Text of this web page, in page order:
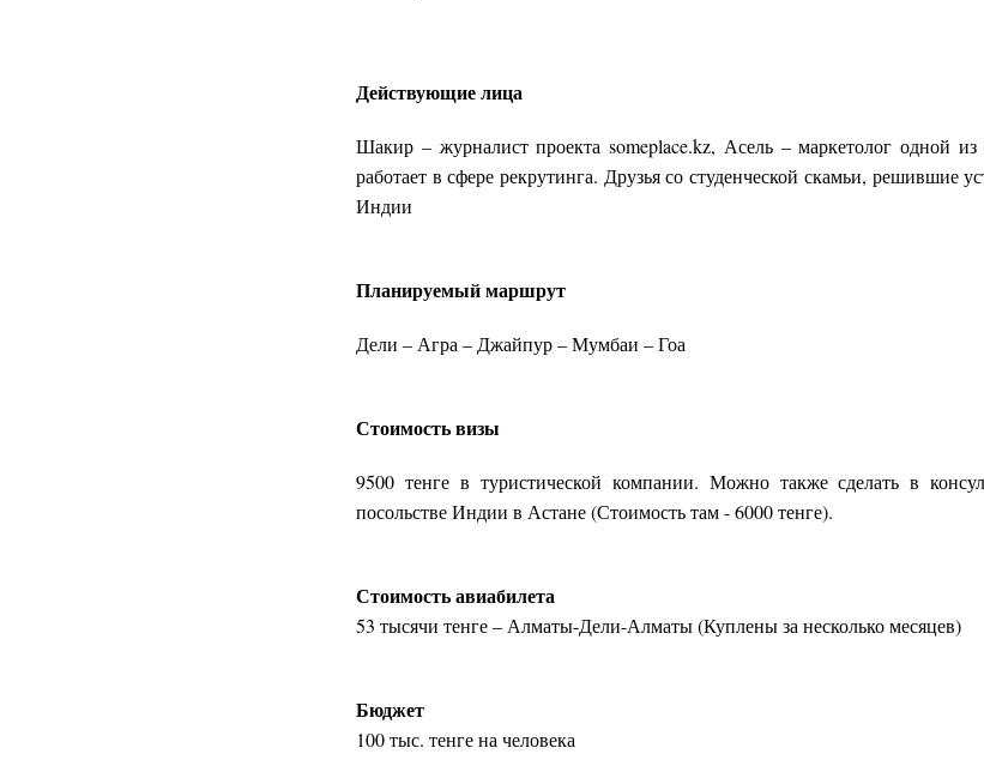
Действующие лица
Шакир – журналист проекта someplace.kz, Асель – маркетолог одной
работает в сфере рекрутинга. Друзья со студенческой скамьи, решившие
Индии
Планируемый маршрут
Дели – Агра – Джайпур – Мумбаи – Гоа
Стоимость визы
9500 тенге в туристической компании. Можно также сделать в
посольстве Индии в Астане (Стоимость там - 6000 тенге).
Стоимость авиабилета
53 тысячи тенге – Алматы-Дели-Алматы (Куплены за несколько месяцев)
Бюджет
100 тыс. тенге на человека